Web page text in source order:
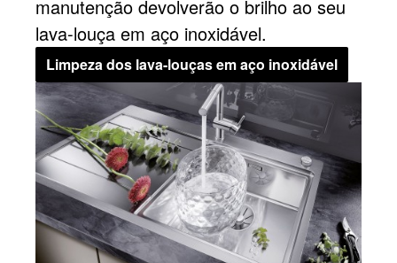
manutenção devolverão o brilho ao seu
lava-louça em aço inoxidável.
Limpeza dos lava-louças em aço inoxidável